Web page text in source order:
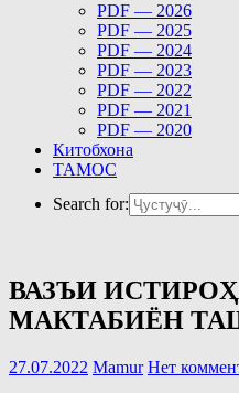
PDF — 2026
PDF — 2025
PDF — 2024
PDF — 2023
PDF — 2022
PDF — 2021
PDF — 2020
Китобхона
ТАМОС
Search for:
ВАЗЪИ
МАКТАБИЁН
27.07.2022 Mamur Нет